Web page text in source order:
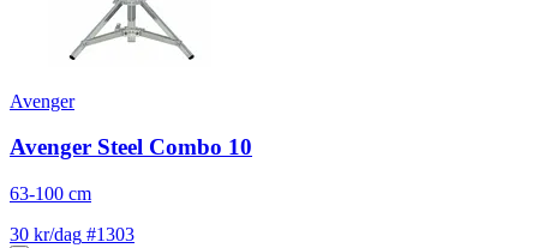
Avenger
Avenger Steel Combo 10
63-100 cm
30 kr/dag #1303